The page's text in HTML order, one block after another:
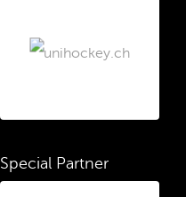
Special Partner